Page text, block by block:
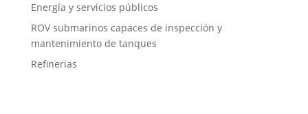
Energía y servicios públicos
ROV submarinos capaces de inspección y
mantenimiento de tanques
Refinerias